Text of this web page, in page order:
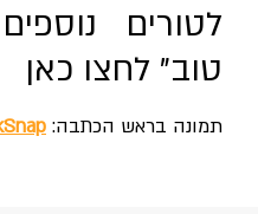
לטורים
טוב"לחצו כאן
תמונה בראש הכתבה: